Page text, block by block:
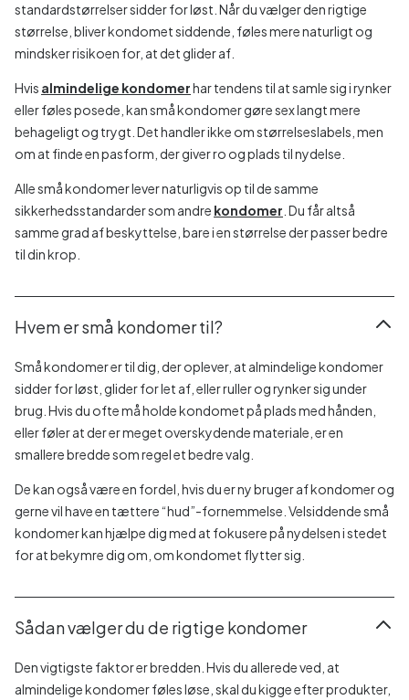
standardstørrelser sidder for løst. Når du vælger den rigtige
størrelse, bliver kondomet siddende, føles mere naturligt og
mindsker risikoen for, at det glider af.
Hvis almindelige kondomerhar tendens til at samle sig i rynker
eller føles posede, kan små kondomer gøre sex langt mere
behageligt og trygt. Det handler ikke om størrelseslabels, men
om at finde en pasform, der giver ro og plads til nydelse.
Alle små kondomer lever naturligvis op til de samme
sikkerhedsstandarder som andre kondomer . Du får altså
samme grad af beskyttelse, bare i en størrelse der passer bedre
til din krop.
Hvem er små kondomer til?
Små kondomer er til dig, der oplever, at almindelige kondomer
sidder for løst, glider for let af, eller ruller og rynker sig under
brug. Hvis du ofte må holde kondomet på plads med hånden,
eller føler at der er meget overskydende materiale, er en
smallere bredde som regel et bedre valg.
De kan også være en fordel, hvis du er ny bruger af kondomer og
gerne vil have en tættere “hud”-fornemmelse. Velsiddende små
kondomer kan hjælpe dig med at fokusere på nydelsen i stedet
for at bekymre dig om, om kondomet flytter sig.
Sådan vælger du de rigtige kondomer
Den vigtigste faktor er bredden. Hvis du allerede ved, at
almindelige kondomer føles løse, skal du kigge efter produkter,